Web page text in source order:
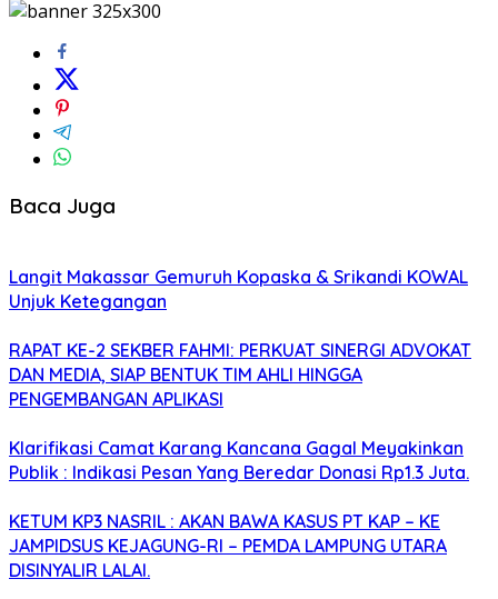
Baca Juga
Langit Makassar Gemuruh Kopaska & Srikandi KOWAL
Unjuk Ketegangan
RAPAT KE-2 SEKBER FAHMI: PERKUAT SINERGI ADVOKAT
DAN MEDIA, SIAP BENTUK TIM AHLI HINGGA
PENGEMBANGAN APLIKASI
Klarifikasi Camat Karang Kancana Gagal Meyakinkan
Publik : Indikasi Pesan Yang Beredar Donasi Rp1.3 Juta.
KETUM KP3 NASRIL : AKAN BAWA KASUS PT KAP – KE
JAMPIDSUS KEJAGUNG-RI – PEMDA LAMPUNG UTARA
DISINYALIR LALAI.